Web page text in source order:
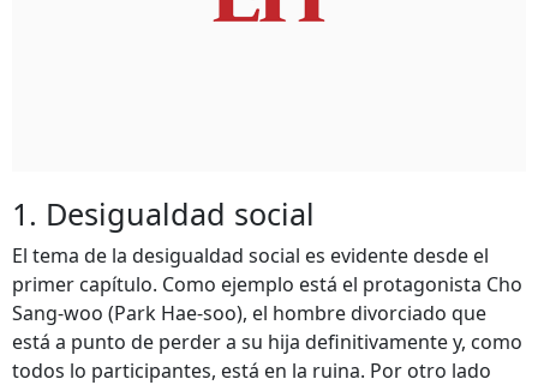
1. Desigualdad social
El tema de la desigualdad social es evidente desde el
primer capítulo. Como ejemplo está el protagonista Cho
Sang-woo (Park Hae-soo), el hombre divorciado que
está a punto de perder a su hija definitivamente y, como
todos lo participantes, está en la ruina. Por otro lado